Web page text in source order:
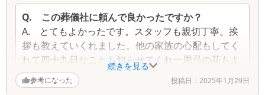
続きを見る
Q. この葬儀社に頼んで良かったですか？
A. とてもよかったです。スタッフも親切丁寧。挨
拶も教えていくれました。他の家族の心配もしてく
れて四十九日なことも知らせてくれ一周忌の花もよ
ういしてくれました。わからないことばかりなので
大変助かります
参考になった 投稿日： 2025年1月29日